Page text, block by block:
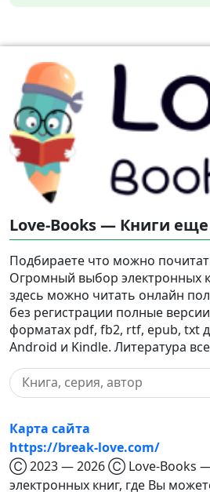
Love-Books — Книги
Подбираете что можно
Огромный выбор электронных
здесь можно читать онлайн
без регистрации полные
форматах pdf, fb2, rtf, epub, txt
Android и Kindle. Литература
Карта сайта
https://break-love.com/
Ⓒ 2023 — 2026 Ⓒ Love-Books —
электронных книг, где Вы